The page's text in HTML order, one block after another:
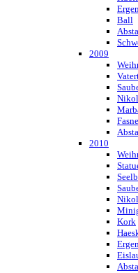
Ball
2009
2010
Kork